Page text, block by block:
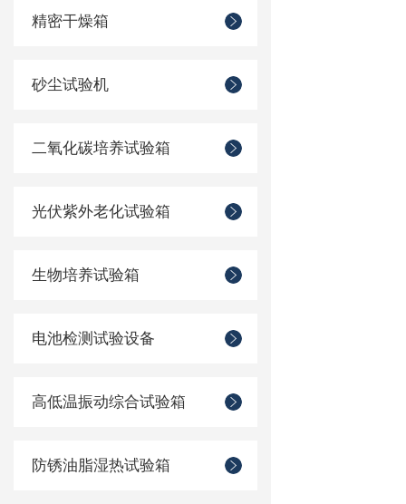
精密干燥箱
砂尘试验机
二氧化碳培养试验箱
光伏紫外老化试验箱
生物培养试验箱
电池检测试验设备
高低温振动综合试验箱
防锈油脂湿热试验箱